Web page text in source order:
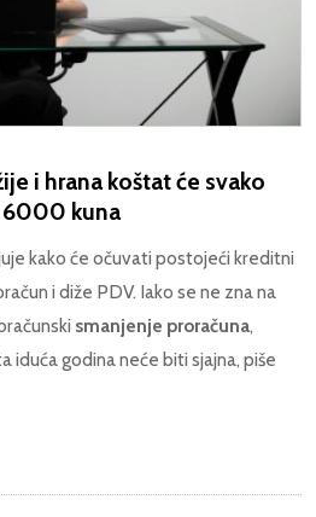
i hrana koštat će svako
kuna
kako će očuvati postojeći kreditni
i diže PDV. Iako se ne zna na
smanjenje proračuna,
iduća godina neće biti sjajna, piše